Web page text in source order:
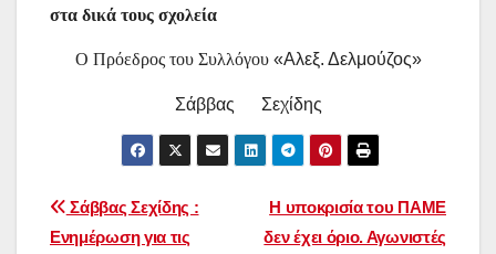
στα δικά τους σχολεία
Ο Πρόεδρος του Συλλόγου «Αλεξ. Δελμούζος»
Σάββας Σεχίδης
Πλοήγηση
Η υποκρισία του ΠΑΜΕ
δεν έχει όριο. Αγωνιστές
Σάββας Σεχίδης :
Ενημέρωση για τις